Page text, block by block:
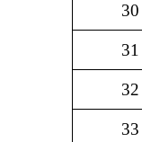
30
31
32
33